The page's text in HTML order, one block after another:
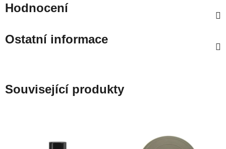
Hodnocení
Ostatní informace
Související produkty